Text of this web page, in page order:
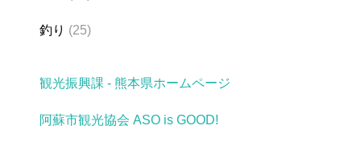
釣り (25)
観光振興課 - 熊本県ホームページ
阿蘇市観光協会 ASO is GOOD!